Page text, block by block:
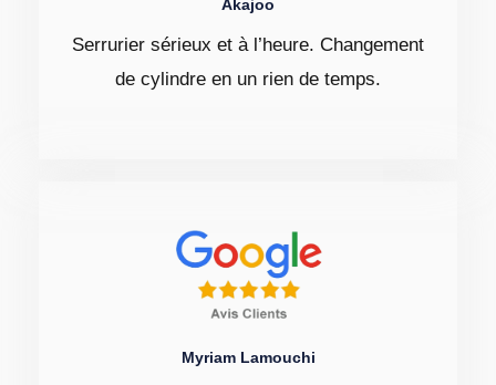
Akajoo
Serrurier sérieux et à l’heure. Changement
de cylindre en un rien de temps.
Myriam Lamouchi